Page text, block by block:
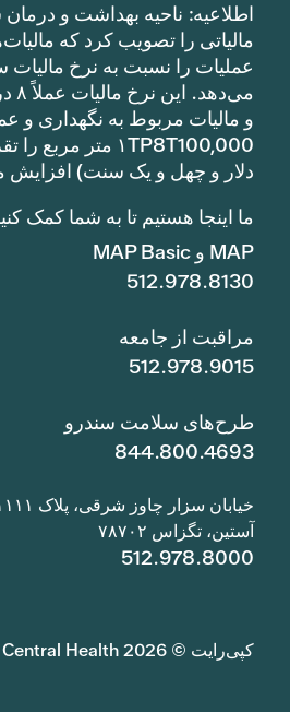
اطلاعیه: ناحیه بهداشت و
مالیاتی را تصویب کرد که
عملیات را نسبت به نرخ
و مالیات مربوط به نگهداری و
دلار و چهل و یک سنت) افزایش
ما اینجا هستیم تا به شما کمک
MAP و MAP Basic
512.978.8130
مراقبت از جامعه
512.978.9015
طرح‌های سلامت سندرو
844.800.4693
خیابان سزار چاوز شرقی، پلاک ۱۱۱۱
آستین، تگزاس ۷۸۷۰۲
512.978.8000
کپی‌رایت © 2026 Central Health. تمامی حقوق محفوظ است.